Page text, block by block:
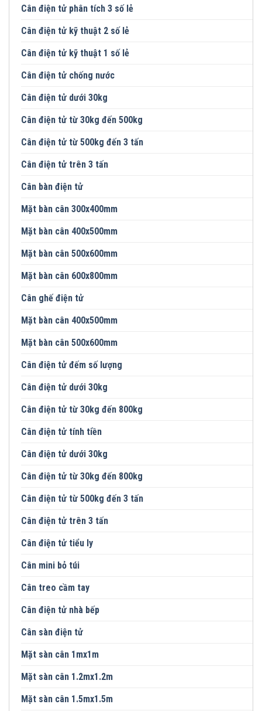
Cân điện tử phân tích 3 số lẻ
Cân điện tử kỹ thuật 2 số lẻ
Cân điện tử kỹ thuật 1 số lẻ
Cân điện tử chống nước
Cân điện tử dưới 30kg
Cân điện tử từ 30kg đến 500kg
Cân điện tử từ 500kg đến 3 tấn
Cân điện tử trên 3 tấn
Cân bàn điện tử
Mặt bàn cân 300x400mm
Mặt bàn cân 400x500mm
Mặt bàn cân 500x600mm
Mặt bàn cân 600x800mm
Cân ghế điện tử
Mặt bàn cân 400x500mm
Mặt bàn cân 500x600mm
Cân điện tử đếm số lượng
Cân điện tử dưới 30kg
Cân điện tử từ 30kg đến 800kg
Cân điện tử tính tiền
Cân điện tử dưới 30kg
Cân điện tử từ 30kg đến 800kg
Cân điện tử từ 500kg đến 3 tấn
Cân điện tử trên 3 tấn
Cân điện tử tiểu ly
Cân mini bỏ túi
Cân treo cầm tay
Cân điện tử nhà bếp
Cân sàn điện tử
Mặt sàn cân 1mx1m
Mặt sàn cân 1.2mx1.2m
Mặt sàn cân 1.5mx1.5m